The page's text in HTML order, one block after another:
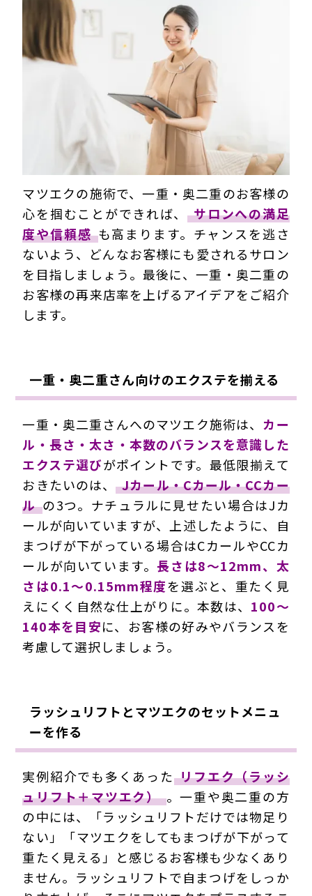
マツエクの施術で、一重・奥二重のお客様の
心を掴むことができれば、 サロンへの満足
度や信頼感 も高まります。チャンスを逃さ
ないよう、どんなお客様にも愛されるサロン
を目指しましょう。最後に、一重・奥二重の
お客様の再来店率を上げるアイデアをご紹介
します。
一重・奥二重さん向けのエクステを揃える
一重・奥二重さんへのマツエク施術は、 カー
ル・長さ・太さ・本数のバランスを意識した
エクステ選びがポイントです。最低限揃えて
おきたいのは、 Jカール・Cカール・CCカー
ル の3つ。ナチュラルに見せたい場合はJカ
ールが向いていますが、上述したように、自
まつげが下がっている場合はCカールやCCカ
ールが向いています。長さは8～12mm、太
さは0.1～0.15mm程度を選ぶと、重たく見
えにくく自然な仕上がりに。本数は、 100～
140本を目安に、お客様の好みやバランスを
考慮して選択しましょう。
ラッシュリフトとマツエクのセットメニュ
ーを作る
実例紹介でも多くあった リフエク（ラッシ
ュリフト＋マツエク） 。一重や奥二重の方
の中には、「ラッシュリフトだけでは物足り
ない」「マツエクをしてもまつげが下がって
重たく見える」と感じるお客様も少なくあり
ません。ラッシュリフトで自まつげをしっか